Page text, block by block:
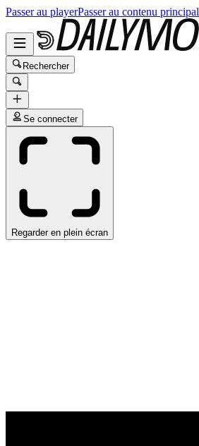
Passer au playerPasser au contenu principal
Rechercher
Se connecter
Regarder en plein écran